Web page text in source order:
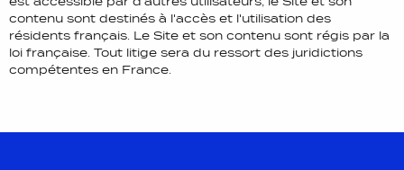
contenu sont destinés à l'accès et l'utilisation des
résidents français. Le Site et son contenu sont régis par la
loi française. Tout litige sera du ressort des juridictions
compétentes en France.